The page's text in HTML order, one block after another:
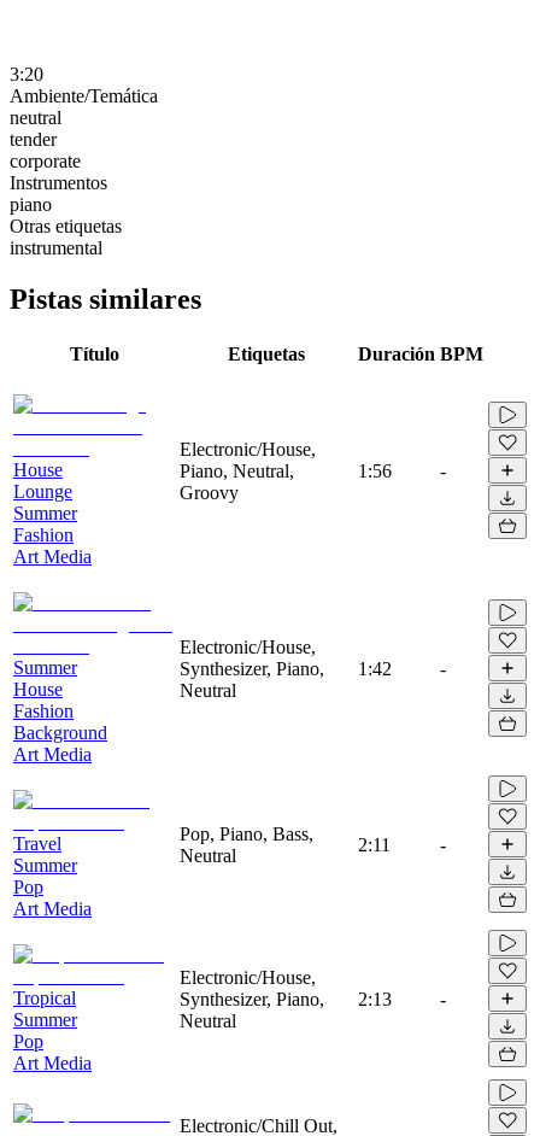
3:20
Ambiente/Temática
neutral
tender
corporate
Instrumentos
piano
Otras etiquetas
instrumental
Pistas similares
Título Etiquetas Duración BPM
House
Lounge
Summer
Fashion
Art Media
Electronic/House,
Piano, Neutral,
Groovy
1:56 -
Summer
House
Fashion
Background
Art Media
Electronic/House,
Synthesizer, Piano,
Neutral
1:42 -
Travel
Summer
Pop
Art Media
Pop, Piano, Bass,
Neutral
2:11 -
Tropical
Summer
Pop
Art Media
Electronic/House,
Synthesizer, Piano,
Neutral
2:13 -
Electronic/Chill Out,